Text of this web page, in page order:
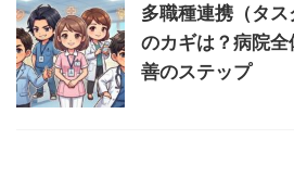
多職種連携（タ
のカギは？病院
善のステップ